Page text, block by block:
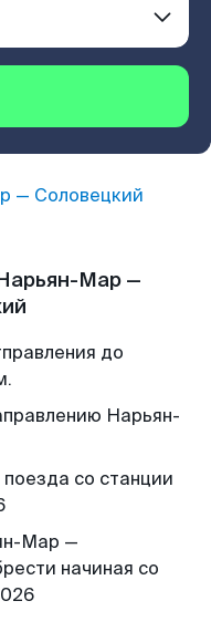
— Соловецкий
Мар —
до
Нарьян-
со станции
Мар —
начиная со